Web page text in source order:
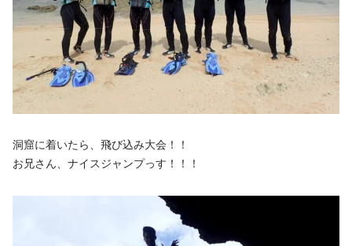
洞窟に着いたら、飛び込み大会！！
お兄さん、ナイスジャンプっす！！！